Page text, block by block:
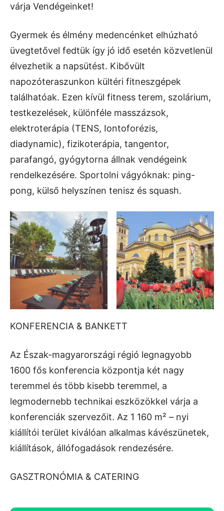
várja Vendégeinket!
Gyermek és élmény medencénket elhúzható
üvegtetővel fedtük így jó idő esetén közvetlenül
élvezhetik a napsütést. Kibővült
napozóteraszunkon kültéri fitneszgépek
találhatóak. Ezen kívül fitness terem, szolárium,
testkezelések, különféle masszázsok,
elektroterápia (TENS, Iontoforézis,
diadynamic), fizikoterápia, tangentor,
parafangó, gyógytorna állnak vendégeink
rendelkezésére. Sportolni vágyóknak: ping-
pong, külső helyszínen tenisz és squash.
KONFERENCIA & BANKETT
Az Észak-magyarországi régió legnagyobb
1600 fős konferencia központja két nagy
teremmel és több kisebb teremmel, a
legmodernebb technikai eszközökkel várja a
konferenciák szervezőit. Az 1 160 m² – nyi
kiállítói terület kiválóan alkalmas kávészünetek,
kiállítások, állófogadások rendezésére.
GASZTRONÓMIA & CATERING